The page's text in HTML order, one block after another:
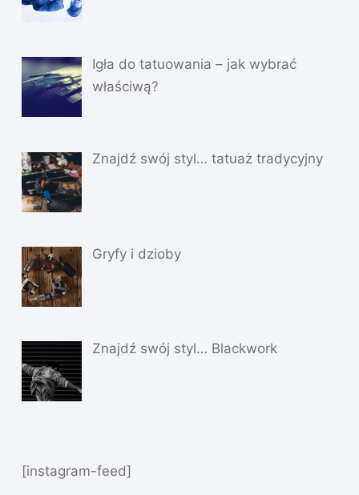
Igła do tatuowania – jak wybrać
właściwą?
Znajdź swój styl… tatuaż tradycyjny
Gryfy i dzioby
Znajdź swój styl… Blackwork
[instagram-feed]